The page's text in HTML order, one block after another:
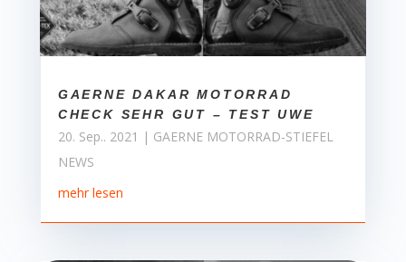
GAERNE DAKAR MOTORRAD
CHECK SEHR GUT – TEST UWE
20. Sep.. 2021 | GAERNE MOTORRAD-STIEFEL
NEWS
mehr lesen